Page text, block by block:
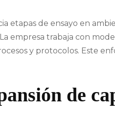
etapas de ensayo en
empresa trabaja con
y protocolos. Este
de